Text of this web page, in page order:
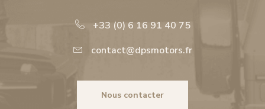
+33 (0) 6 16 91 40 75
contact@dpsmotors.fr
Nous contacter